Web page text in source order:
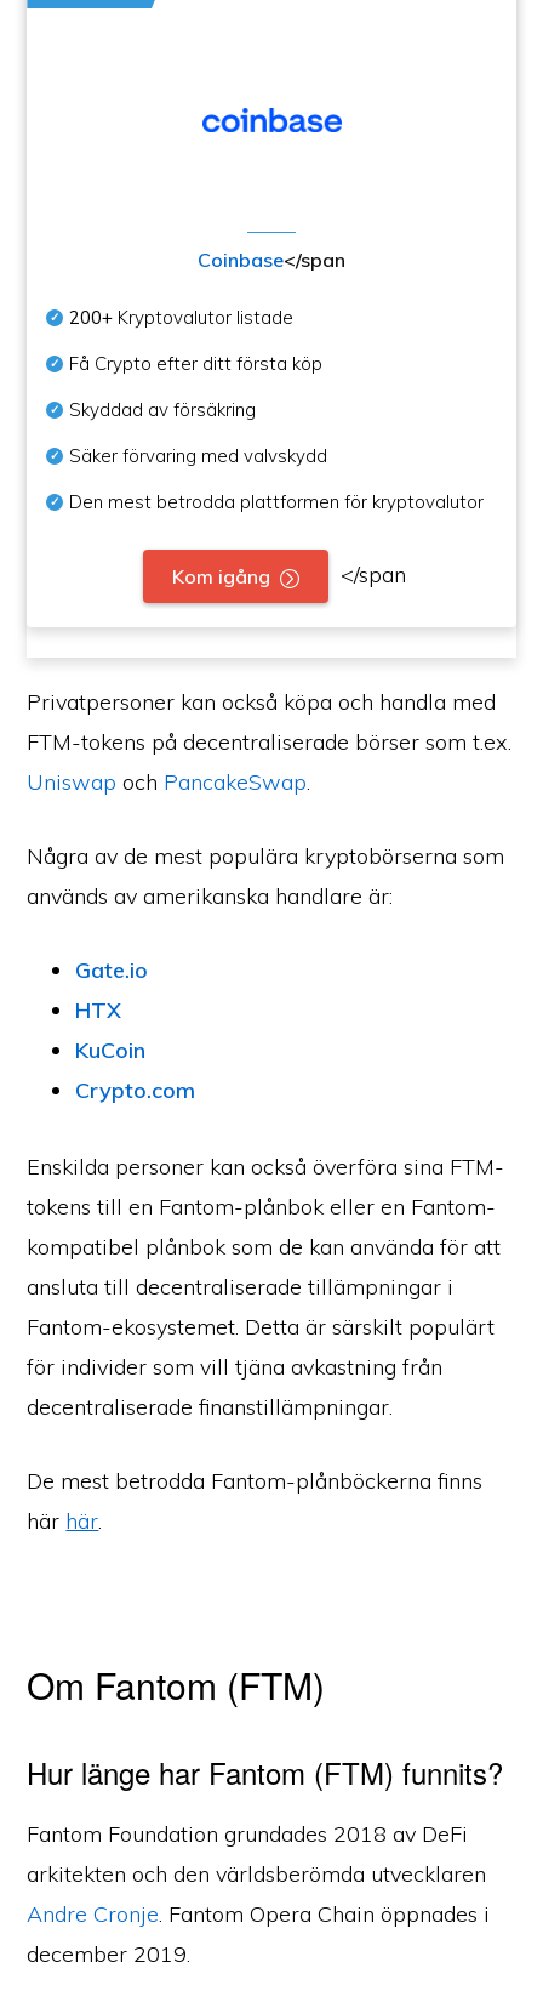
Coinbase</span
200+ Kryptovalutor listade
Få Crypto efter ditt första köp
Skyddad av försäkring
Säker förvaring med valvskydd
Den mest betrodda plattformen för kryptovalutor
Kom igång </span
Privatpersoner kan också köpa och handla med
FTM-tokens på decentraliserade börser som t.ex.
Uniswap och PancakeSwap.
Några av de mest populära kryptobörserna som
används av amerikanska handlare är:
Gate.io
HTX
KuCoin
Crypto.com
Enskilda personer kan också överföra sina FTM-
tokens till en Fantom-plånbok eller en Fantom-
kompatibel plånbok som de kan använda för att
ansluta till decentraliserade tillämpningar i
Fantom-ekosystemet. Detta är särskilt populärt
för individer som vill tjäna avkastning från
decentraliserade finanstillämpningar.
De mest betrodda Fantom-plånböckerna finns
här här.
Om Fantom (FTM)
Hur länge har Fantom (FTM) funnits?
Fantom Foundation grundades 2018 av DeFi
arkitekten och den världsberömda utvecklaren
Andre Cronje. Fantom Opera Chain öppnades i
december 2019.